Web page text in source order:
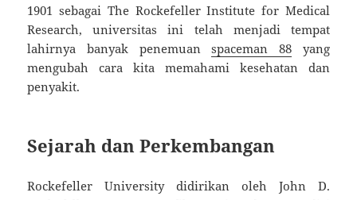
1901 sebagai The Rockefeller Institute for Medical
Research, universitas ini telah menjadi tempat
lahirnya banyak penemuanspaceman 88yang
mengubah cara kita memahami kesehatan dan
penyakit.
Sejarah dan Perkembangan
Rockefeller University didirikan oleh John D.